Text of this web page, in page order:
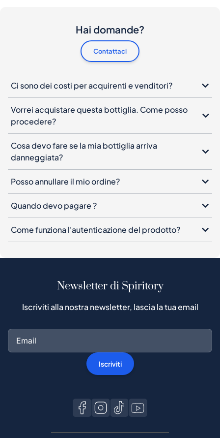
Hai domande?
Contattaci
Ci sono dei costi per acquirenti e venditori?
Vorrei acquistare questa bottiglia. Come posso
procedere?
Cosa devo fare se la mia bottiglia arriva
danneggiata?
Posso annullare il mio ordine?
Quando devo pagare ?
Come funziona l'autenticazione del prodotto?
Newsletter di Spiritory
Iscriviti alla nostra newsletter, lascia la tua email
Iscriviti